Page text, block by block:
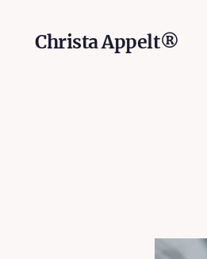
Christa Appelt®